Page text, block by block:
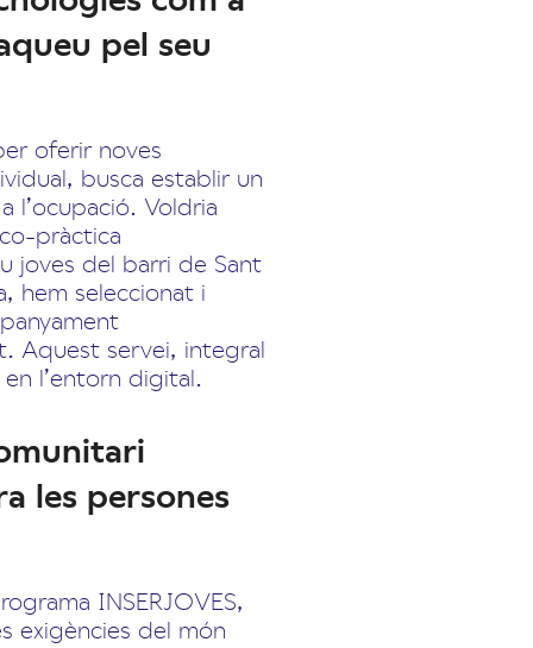
pel seu
oferir noves
busca establir un
l’ocupació. Voldria
pràctica
joves del barri de Sant
hem seleccionat i
Aquest servei, integral
l’entorn digital.
les persones
INSERJOVES,
exigències del món